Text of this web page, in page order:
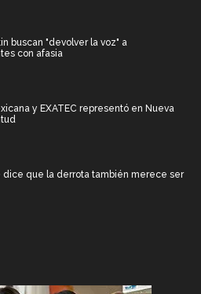
buscan "devolver la voz" a
con afasia
y EXATEC representó en Nueva
dice que la derrota también merece ser